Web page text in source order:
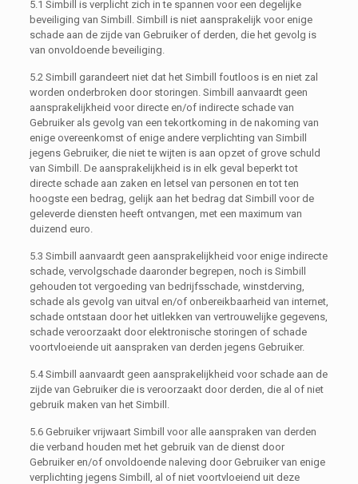
5.1 Simbill is verplicht zich in te spannen voor een degelijke
beveiliging van Simbill. Simbill is niet aansprakelijk voor enige
schade aan de zijde van Gebruiker of derden, die het gevolg is
van onvoldoende beveiliging.
5.2 Simbill garandeert niet dat het Simbill foutloos is en niet zal
worden onderbroken door storingen. Simbill aanvaardt geen
aansprakelijkheid voor directe en/of indirecte schade van
Gebruiker als gevolg van een tekortkoming in de nakoming van
enige overeenkomst of enige andere verplichting van Simbill
jegens Gebruiker, die niet te wijten is aan opzet of grove schuld
van Simbill. De aansprakelijkheid is in elk geval beperkt tot
directe schade aan zaken en letsel van personen en tot ten
hoogste een bedrag, gelijk aan het bedrag dat Simbill voor de
geleverde diensten heeft ontvangen, met een maximum van
duizend euro.
5.3 Simbill aanvaardt geen aansprakelijkheid voor enige indirecte
schade, vervolgschade daaronder begrepen, noch is Simbill
gehouden tot vergoeding van bedrijfsschade, winstderving,
schade als gevolg van uitval en/of onbereikbaarheid van internet,
schade ontstaan door het uitlekken van vertrouwelijke gegevens,
schade veroorzaakt door elektronische storingen of schade
voortvloeiende uit aanspraken van derden jegens Gebruiker.
5.4 Simbill aanvaardt geen aansprakelijkheid voor schade aan de
zijde van Gebruiker die is veroorzaakt door derden, die al of niet
gebruik maken van het Simbill.
5.6 Gebruiker vrijwaart Simbill voor alle aanspraken van derden
die verband houden met het gebruik van de dienst door
Gebruiker en/of onvoldoende naleving door Gebruiker van enige
verplichting jegens Simbill, al of niet voortvloeiend uit deze